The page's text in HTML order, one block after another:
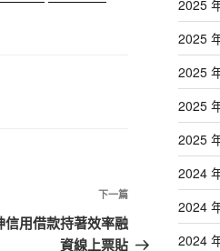
下
一
篇
下一篇
信用借款持著效率融
資線上票貼
2025
2025
2025
2025
2025
2024
2024
2024